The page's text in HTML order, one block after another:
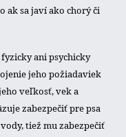
ak sa javí ako chorý či
fyzicky ani psychicky
jeho požiadaviek
veľkosť, vek a
zabezpečiť pre psa
tiež mu zabezpečiť